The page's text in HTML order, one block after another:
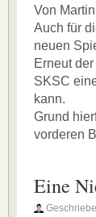
Von
Auch für
neuen
Erneut
SKSC
kann.
Grund
vorderen
Eine